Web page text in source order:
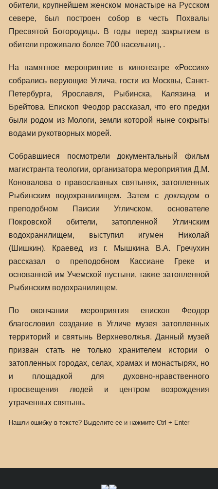
обители, крупнейшем женском монастыре на Русском
севере, был построен собор в честь Похвалы
Пресвятой Богородицы. В годы перед закрытием в
обители проживало более 700 насельниц, .
На памятное мероприятие в кинотеатре «Россия»
собрались верующие Углича, гости из Москвы, Санкт-
Петербурга, Ярославля, Рыбинска, Калязина и
Брейтова. Епископ Феодор рассказал, что его предки
были родом из Мологи, земли которой ныне сокрыты
водами рукотворных морей.
Собравшиеся посмотрели документальный фильм
магистранта теологии, организатора мероприятия Д.М.
Коновалова о православных святынях, затопленных
Рыбинским водохранилищем. Затем с докладом о
преподобном Паисии Угличском, основателе
Покровской обители, затопленной Угличским
водохранилищем, выступил игумен Николай
(Шишкин). Краевед из г. Мышкина В.А. Гречухин
рассказал о преподобном Кассиане Греке и
основанной им Учемской пустыни, также затопленной
Рыбинским водохранилищем.
По окончании мероприятия епископ Феодор
благословил создание в Угличе музея затопленных
территорий и святынь Верхневолжья. Данный музей
призван стать не только хранителем истории о
затопленных городах, селах, храмах и монастырях, но
и площадкой для духовно-нравственного
просвещения людей и центром возрождения
утраченных святынь.
Нашли ошибку в тексте? Выделите ее и нажмите Ctrl + Enter